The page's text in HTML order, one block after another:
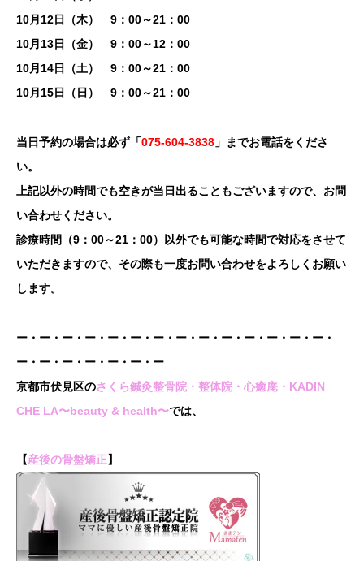
10月12日（木） 9 ：00～21：00
10月13日（金） 9 ：00～12：00
10月14日（土） 9 ：00～21：00
10月15日（日） 9 ：00～21：00
当日予約の場合は必ず「075-604-3838 」までお電話をくださ
い。
上記以外の時間でも空きが当日出ることもございますので、お問
い合わせください。
診療時間（9：00～21：00）以外でも可能な時間で対応をさせて
いただきますので、その際も一度お問い合わせをよろしくお願い
します。
ー・ー・ー・ー・ー・ー・ー・ー・ー・ー・ー・ー・ー・ー・
ー・ー・ー・ー・ー・ー・ー
京都市伏見区のさくら鍼灸整骨院・整体院・心癒庵・KADIN
CHE LA〜beauty & health〜では、
【産後の骨盤矯正】